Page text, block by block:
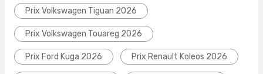
Prix Volkswagen Tiguan 2026
Prix Volkswagen Touareg 2026
Prix Ford Kuga 2026 Prix Renault Koleos 2026